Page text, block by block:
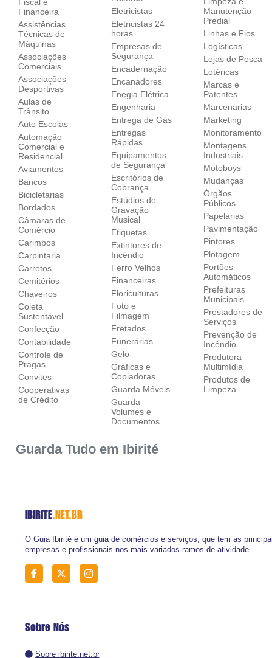
Financeira
Assistências
Técnicas de
Máquinas
Associações
Comerciais
Associações
Desportivas
Aulas de
Trânsito
Auto Escolas
Automação
Comercial e
Residencial
Aviamentos
Bancos
Bicicletarias
Bordados
Câmaras de
Comércio
Carimbos
Carpintaria
Carretos
Cemitérios
Chaveiros
Coleta
Sustentável
Confecção
Contabilidade
Controle de
Pragas
Convites
Cooperativas
de Crédito
Eletricistas
Eletricistas 24
horas
Empresas de
Segurança
Encadernação
Encanadores
Enegia Elétrica
Engenharia
Entrega de Gás
Entregas
Rápidas
Equipamentos
de Segurança
Escritórios de
Cobrança
Estúdios de
Gravação
Musical
Etiquetas
Extintores de
Incêndio
Ferro Velhos
Financeiras
Floriculturas
Foto e
Filmagem
Fretados
Funerárias
Gelo
Gráficas e
Copiadoras
Guarda Móveis
Guarda
Volumes e
Documentos
Manutenção
Predial
Linhas e Fios
Logísticas
Lojas de Pesca
Lotéricas
Marcas e
Patentes
Marcenarias
Marketing
Monitoramento
Montagens
Industriais
Motoboys
Mudanças
Órgãos
Públicos
Papelarias
Pavimentação
Pintores
Plotagem
Portões
Automáticos
Prefeituras
Municipais
Prestadores de
Serviços
Prevenção de
Incêndio
Produtora
Multimídia
Produtos de
Limpeza
Guarda Tudo em Ibirité
IBIRITE.NET.BR
O Guia Ibirité é um guia de comércios e serviços, que tem as
empresas e profissionais nos mais variados ramos de atividade.
Sobre Nós
Sobre ibirite.net.br